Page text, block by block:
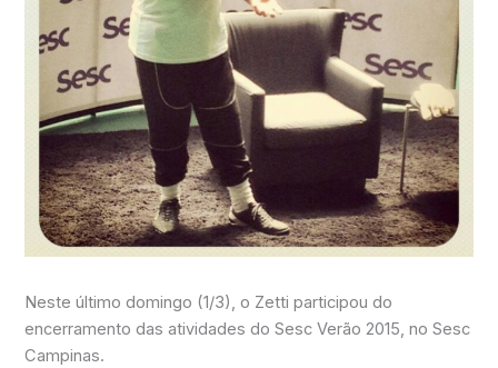
Neste último domingo (1/3), o Zetti participou do
encerramento das atividades do Sesc Verão 2015, no Sesc
Campinas.